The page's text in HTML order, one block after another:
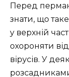
Перед
знати, що
у верхній
охороняти
вірусів. У